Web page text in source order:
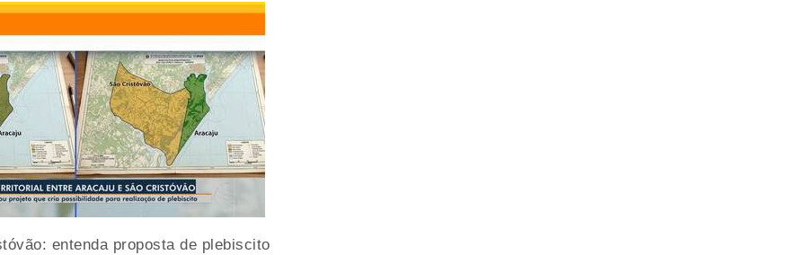
entenda proposta de plebiscito